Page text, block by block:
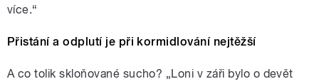
více.“
Přistání a odplutí je při kormidlování nejtěžší
A co tolik skloňované sucho? „Loni v záři bylo o devět